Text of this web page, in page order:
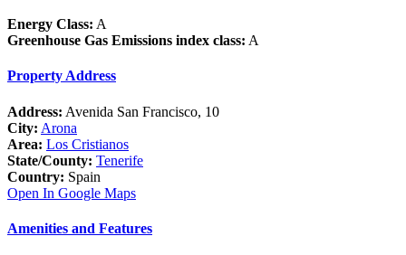
Energy Class: A
Greenhouse Gas Emissions index class: A
Property Address
Address: Avenida San Francisco, 10
City: Arona
Area: Los Cristianos
State/County: Tenerife
Country: Spain
Open In Google Maps
Amenities and Features